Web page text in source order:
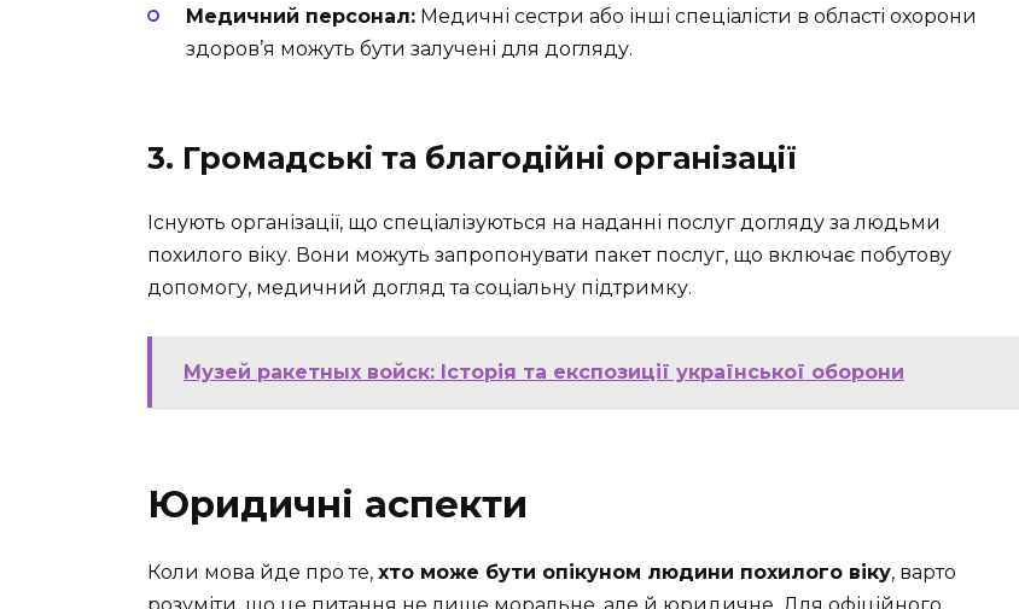
Медичний персонал: Медичні сестри або інші спеціалісти в області охорони
здоров’я можуть бути залучені для догляду.
3. Громадські та благодійні організації
Існують організації, що спеціалізуються на наданні послуг догляду за людьми
похилого віку. Вони можуть запропонувати пакет послуг, що включає побутову
допомогу, медичний догляд та соціальну підтримку.
Музей ракетных войск: Історія та експозиції української оборони
Юридичні аспекти
Коли мова йде про те, хто може бути опікуном людини похилого віку, варто